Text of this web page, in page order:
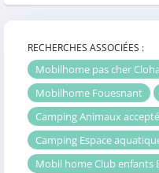
RECHERCHES ASSOCIÉES :
Mobilhome pas cher
Mobilhome Fouesnant
Camping Animaux
Camping Espace
Mobil home Club enfants